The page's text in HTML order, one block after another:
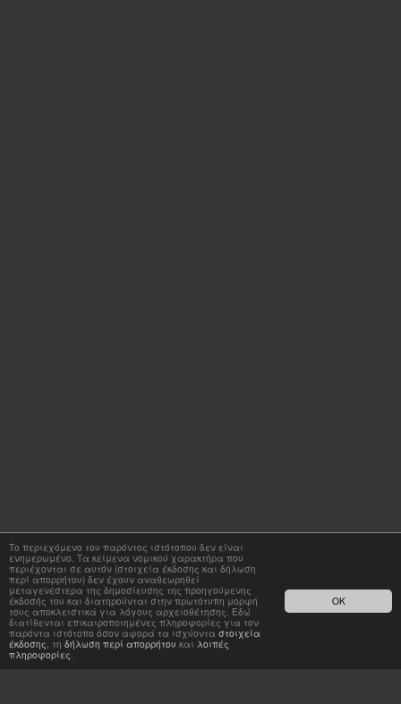
OK
Το περιεχόμενο του παρόντος ιστότοπου δεν είναι
ενημερωμένο. Τα κείμενα νομικού χαρακτήρα που
περιέχονται σε αυτόν (στοιχεία έκδοσης και δήλωση
περί απορρήτου) δεν έχουν αναθεωρηθεί
μεταγενέστερα της δημοσίευσης της προηγούμενης
έκδοσής του και διατηρούνται στην πρωτότυπη μορφή
τους αποκλειστικά για λόγους αρχειοθέτησης. Εδώ
διατίθενται επικαιροποιημένες πληροφορίες για τον
παρόντα ιστότοπο όσον αφορά τα ισχύοντα στοιχεία
έκδοσης, τη δήλωση περί απορρήτου και λοιπές
πληροφορίες.